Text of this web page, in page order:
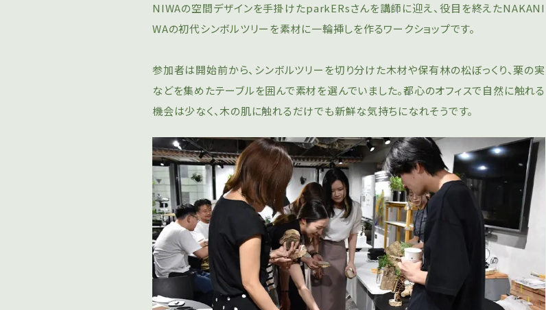
NIWAの空間デザインを手掛けたparkERsさんを講師に迎え、役目を終えたNAKANI
WAの初代シンボルツリーを素材に一輪挿しを作るワークショップです。
参加者は開始前から、シンボルツリーを切り分けた木材や保有林の松ぼっくり、栗の実
などを集めたテーブルを囲んで素材を選んでいました。都心のオフィスで自然に触れる
機会は少なく、木の肌に触れるだけでも新鮮な気持ちになれそうです。